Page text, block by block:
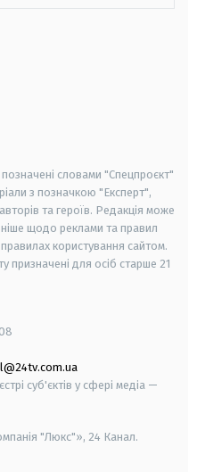
позначені словами "Спецпроєкт"
з позначкою "Експерт",
та героїв. Редакція може
щодо реклами та правил
користування сайтом.
призначені для осіб старше 21
суб'єктів у сфері медіа —
"Люкс"», 24 Канал.